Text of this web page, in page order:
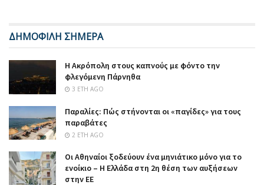
ΔΗΜΟΦΙΛΗ ΣΗΜΕΡΑ
Η Ακρόπολη στους καπνούς με φόντο την
φλεγόμενη Πάρνηθα
3 ΈΤΗ AGO
Παραλίες: Πώς στήνονται οι «παγίδες» για τους
παραβάτες
2 ΈΤΗ AGO
Οι Αθηναίοι ξοδεύουν ένα μηνιάτικο μόνο για το
ενοίκιο – Η Ελλάδα στη 2η θέση των αυξήσεων
στην ΕΕ